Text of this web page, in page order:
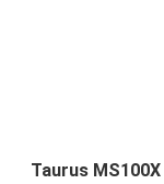
Taurus